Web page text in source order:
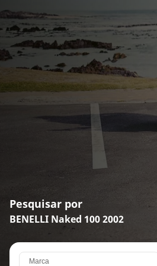
Pesquisar por
BENELLI Naked 100 2002
Marca